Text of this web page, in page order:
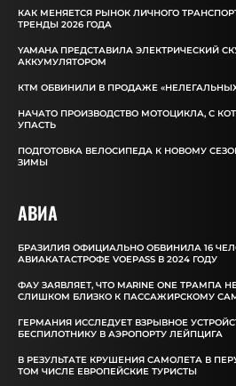
КАК МЕНЯЕТСЯ РЫНОК ЛИЧНОГО
ТРЕНДЫ 2026 ГОДА
YAMAHA ПРЕДСТАВИЛА ЭЛЕКТРИЧЕСКИЙ
АККУМУЛЯТОРОМ
КТМ ОБВИНИЛИ В ПРОДАЖЕ
НАЧАТО ПРОИЗВОДСТВО МОТОЦИКЛА, С
УПАСТЬ
ПОДГОТОВКА ВЕЛОСИПЕДА К НОВОМУ
ЗИМЫ
АВИА
БРАЗИЛИЯ ОФИЦИАЛЬНО ОБВИНИЛА 16
АВИАКАТАСТРОФЕ VOEPASS В 2024 ГОДУ
ФАУ ЗАЯВЛЯЕТ, ЧТО MARINE ONE ТРАМПА
СЛИШКОМ БЛИЗКО К ПАССАЖИРСКОМУ
ГЕРМАНИЯ ИССЛЕДУЕТ ВЗРЫВНОЕ
БЕСПИЛОТНИКУ В АЭРОПОРТУ ЛЕЙПЦИГА
В РЕЗУЛЬТАТЕ КРУШЕНИЯ САМОЛЕТА В
ТОМ ЧИСЛЕ ЕВРОПЕЙСКИЕ ТУРИСТЫ